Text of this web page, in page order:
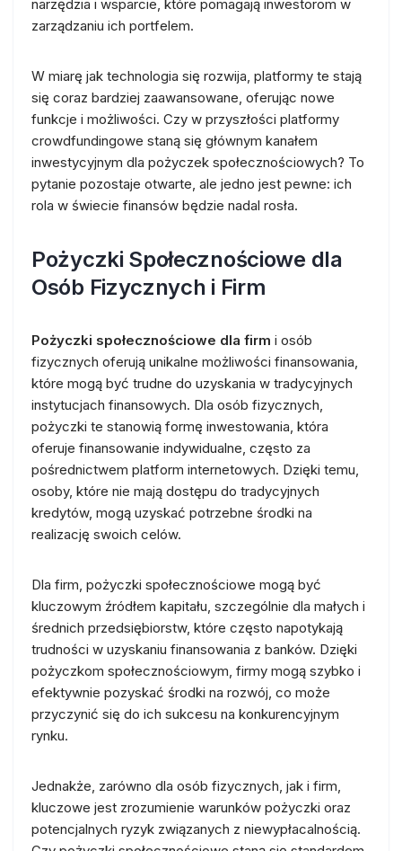
narzędzia i wsparcie, które pomagają inwestorom w
zarządzaniu ich portfelem.
W miarę jak technologia się rozwija, platformy te stają
się coraz bardziej zaawansowane, oferując nowe
funkcje i możliwości. Czy w przyszłości platformy
crowdfundingowe staną się głównym kanałem
inwestycyjnym dla pożyczek społecznościowych? To
pytanie pozostaje otwarte, ale jedno jest pewne: ich
rola w świecie finansów będzie nadal rosła.
Pożyczki Społecznościowe dla
Osób Fizycznych i Firm
Pożyczki społecznościowe dla firm i osób
fizycznych oferują unikalne możliwości finansowania,
które mogą być trudne do uzyskania w tradycyjnych
instytucjach finansowych. Dla osób fizycznych,
pożyczki te stanowią formę inwestowania, która
oferuje finansowanie indywidualne, często za
pośrednictwem platform internetowych. Dzięki temu,
osoby, które nie mają dostępu do tradycyjnych
kredytów, mogą uzyskać potrzebne środki na
realizację swoich celów.
Dla firm, pożyczki społecznościowe mogą być
kluczowym źródłem kapitału, szczególnie dla małych i
średnich przedsiębiorstw, które często napotykają
trudności w uzyskaniu finansowania z banków. Dzięki
pożyczkom społecznościowym, firmy mogą szybko i
efektywnie pozyskać środki na rozwój, co może
przyczynić się do ich sukcesu na konkurencyjnym
rynku.
Jednakże, zarówno dla osób fizycznych, jak i firm,
kluczowe jest zrozumienie warunków pożyczki oraz
potencjalnych ryzyk związanych z niewypłacalnością.